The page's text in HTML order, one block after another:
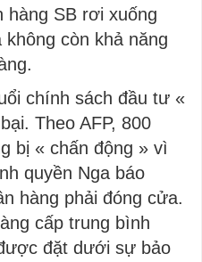
hàng SB rơi xuống
còn khả năng
chính sách đầu tư «
Theo AFP, 800
bị « chấn động » vì
quyền Nga báo
hàng phải đóng cửa.
cấp trung bình
đặt dưới sự bảo